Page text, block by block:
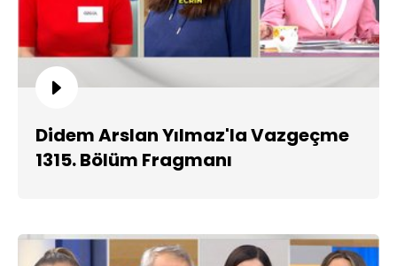
Didem Arslan Yılmaz'la Vazgeçme
1315. Bölüm Fragmanı